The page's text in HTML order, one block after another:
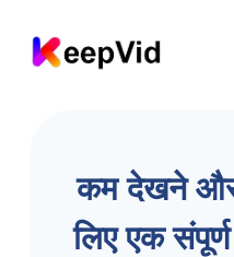
से
छो
कम देखने और
लिए एक